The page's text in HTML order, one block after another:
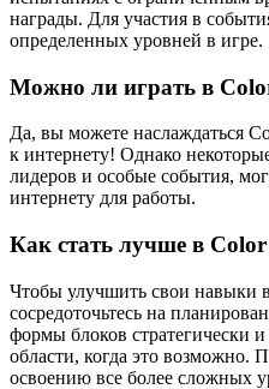
награды. Для участия в
определенных уровней в игре.
Можно ли играть в
Да, вы можете наслаждаться
к интернету! Однако
лидеров и особые события,
интернету для работы.
Как стать лучше в
Чтобы улучшить свои навыки
сосредоточьтесь на
формы блоков стратегически
области, когда это возможно.
освоению все более сложных